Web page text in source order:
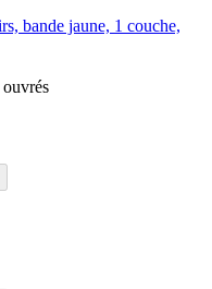
bande jaune, 1 couche,